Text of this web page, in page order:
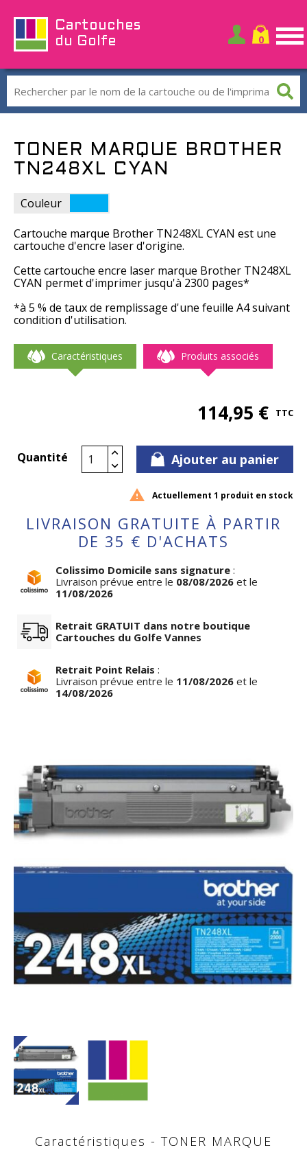
Cartouches
du Golfe
TONER MARQUE BROTHER
TN248XL CYAN
Couleur
Cartouche marque Brother TN248XL CYAN est une
cartouche d'encre laser d'origine.
Cette cartouche encre laser marque Brother TN248XL
CYAN permet d'imprimer jusqu'à 2300 pages*
*à 5 % de taux de remplissage d'une feuille A4 suivant
condition d'utilisation.
Caractéristiques Produits associés
114,95 € TTC
Quantité Ajouter au panier
 Actuellement 1 produit en stock
LIVRAISON GRATUITE À PARTIR
DE 35 € D'ACHATS
Colissimo Domicile sans signature :
Livraison prévue entre le 08/08/2026 et le
11/08/2026
Retrait GRATUIT dans notre boutique
Cartouches du Golfe Vannes
Retrait Point Relais :
Livraison prévue entre le 11/08/2026 et le
14/08/2026
Caractéristiques - TONER MARQUE